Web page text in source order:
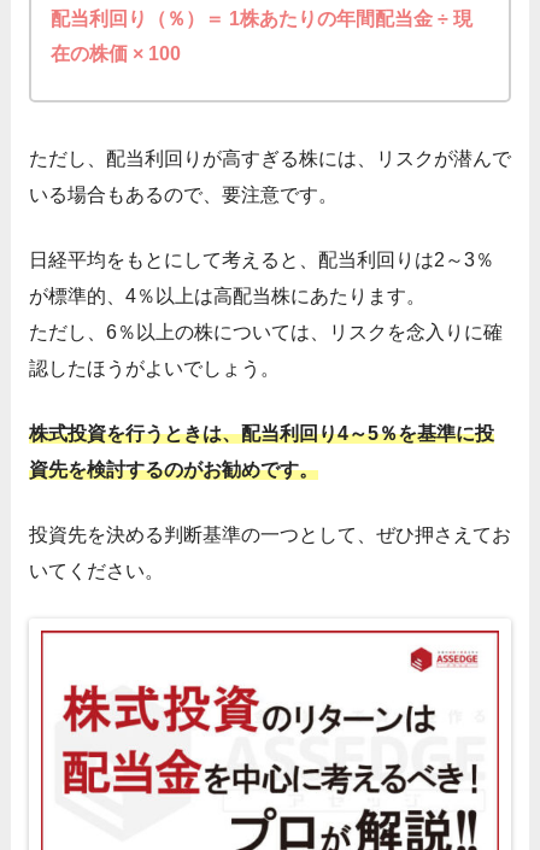
配当利回り（％）＝ 1株あたりの年間配当金 ÷ 現
在の株価 × 100
ただし、配当利回りが高すぎる株には、リスクが潜んで
いる場合もあるので、要注意です。
日経平均をもとにして考えると、配当利回りは2～3％
が標準的、4％以上は高配当株にあたります。
ただし、6％以上の株については、リスクを念入りに確
認したほうがよいでしょう。
株式投資を行うときは、配当利回り4～5％を基準に投
資先を検討するのがお勧めです。
投資先を決める判断基準の一つとして、ぜひ押さえてお
いてください。